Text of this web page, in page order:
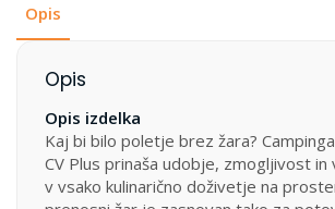
Opis
Opis
Opis izdelka
Kaj bi bilo poletje brez žara?
CV Plus prinaša udobje, zmogljivost
v vsako kulinarično doživetje na